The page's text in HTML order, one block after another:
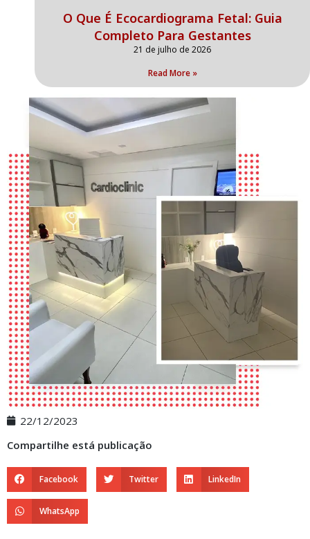
22/12/2023
Compartilhe está publicação
Facebook Twitter LinkedIn
WhatsApp
O Que É Ecocardiograma Fetal: Guia
Completo Para Gestantes
21 de julho de 2026
Read More »